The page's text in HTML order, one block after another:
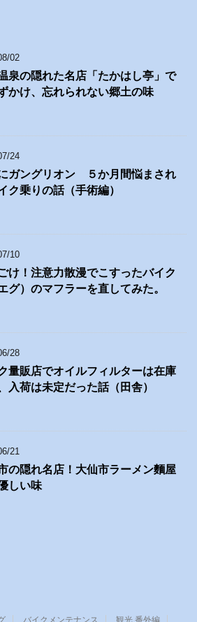
02
泉の隠れた名店「たかはし亭」で
かけ、忘れられない郷土の味
24
ガングリオン ５か月間悩まされ
ク乗りの話（手術編）
10
け！注意力散漫でこすったバイク
グ）のマフラーを直してみた。
28
量販店でオイルフィルターは在庫
入荷は未定だった話（田舎）
21
の隠れ名店！大仙市ラーメン麵屋
しい味
バイクメンテナンス 観光 番外編